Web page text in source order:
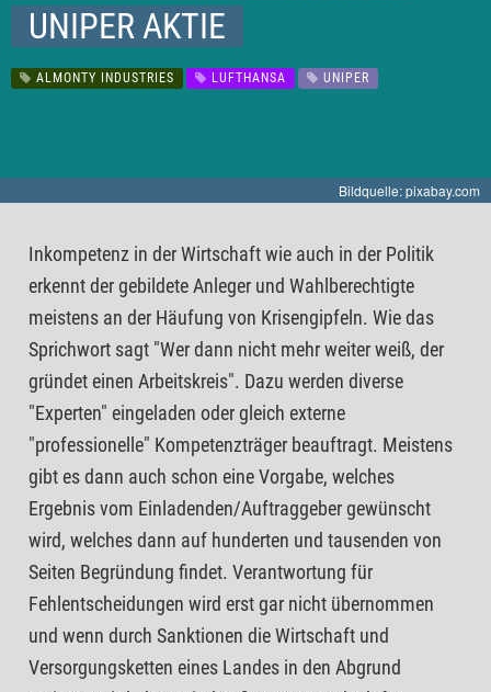
UNIPER AKTIE
ALMONTY INDUSTRIES LUFTHANSA UNIPER
Bildquelle: pixabay.com
Inkompetenz in der Wirtschaft wie auch in der Politik
erkennt der gebildete Anleger und Wahlberechtigte
meistens an der Häufung von Krisengipfeln. Wie das
Sprichwort sagt "Wer dann nicht mehr weiter weiß, der
gründet einen Arbeitskreis". Dazu werden diverse
"Experten" eingeladen oder gleich externe
"professionelle" Kompetenzträger beauftragt. Meistens
gibt es dann auch schon eine Vorgabe, welches
Ergebnis vom Einladenden/Auftraggeber gewünscht
wird, welches dann auf hunderten und tausenden von
Seiten Begründung findet. Verantwortung für
Fehlentscheidungen wird erst gar nicht übernommen
und wenn durch Sanktionen die Wirtschaft und
Versorgungsketten eines Landes in den Abgrund